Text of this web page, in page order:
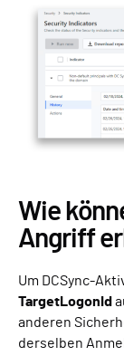
Wie
Angriff
Um DCSync-
TargetLogonId
anderen
derselben